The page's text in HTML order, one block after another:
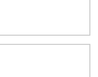
színanyag), amely
Ez a növényi
zöldségek